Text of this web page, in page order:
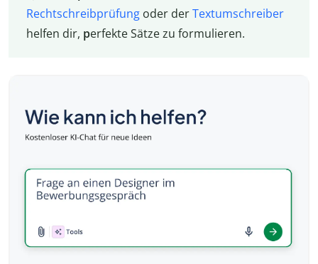
Rechtschreibprüfungoder derTextumschreiber
helfen dir, perfekte Sätze zu formulieren.